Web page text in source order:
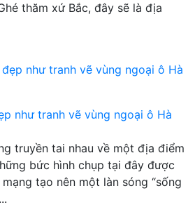
thăm xứ Bắc, đây sẽ là địa
như tranh vẽ vùng ngoại ô Hà
truyền tai nhau về một địa điểm
bức hình chụp tại đây được
tạo nên một làn sóng “sống